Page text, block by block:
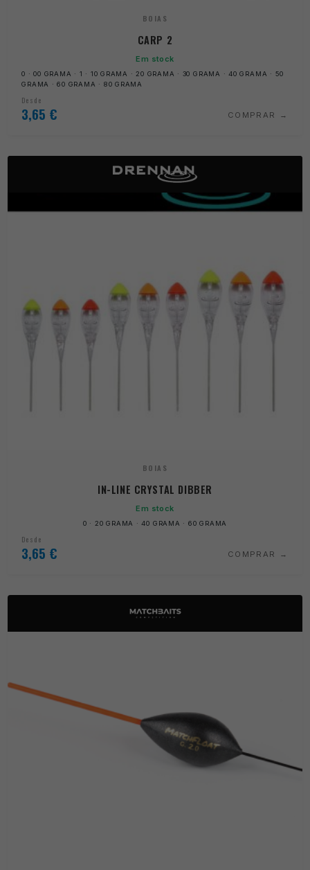
BOIAS
CARP 2
Em stock
0 · 00 GRAMA · 1 · 10 GRAMA · 20 GRAMA · 30 GRAMA · 40 GRAMA · 50
GRAMA · 60 GRAMA · 80 GRAMA
Desde
3,65 € COMPRAR
BOIAS
IN-LINE CRYSTAL DIBBER
Em stock
0 · 20 GRAMA · 40 GRAMA · 60 GRAMA
Desde
3,65 € COMPRAR